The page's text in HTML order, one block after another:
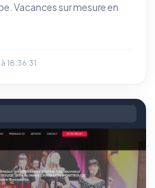
Vacances sur mesure en
18:36:31